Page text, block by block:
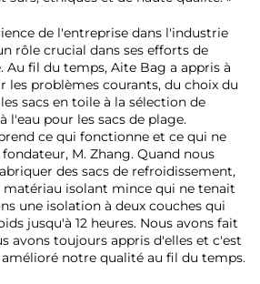
de l'entreprise dans l'industrie
rôle crucial dans ses efforts de
Au fil du temps, Aite Bag a appris à
les problèmes courants, du choix du
sacs en toile à la sélection de
l'eau pour les sacs de plage.
ce qui fonctionne et ce qui ne
M. Zhang. Quand nous
des sacs de refroidissement,
matériau isolant mince qui ne tenait
une isolation à deux couches qui
jusqu'à 12 heures. Nous avons fait
avons toujours appris d'elles et c'est
notre qualité au fil du temps.